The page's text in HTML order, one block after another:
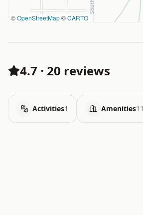
©OpenStreetMap©CARTO
4.7 · 20 reviews
Activities1 Amenities11